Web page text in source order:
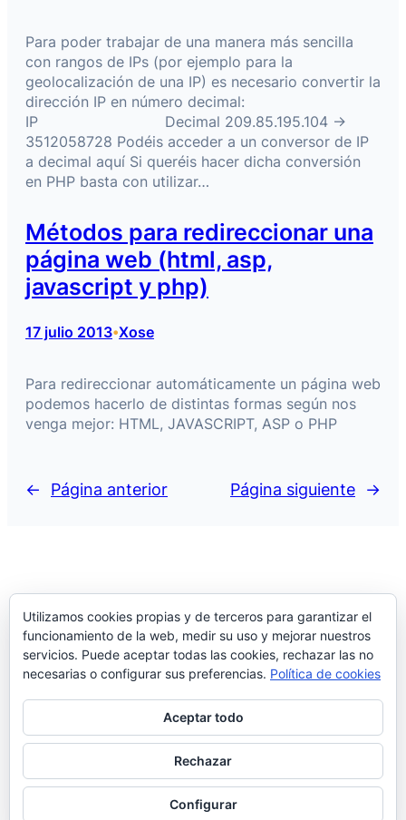
Para poder trabajar de una manera más sencilla
con rangos de IPs (por ejemplo para la
geolocalización de una IP) es necesario convertir la
dirección IP en número decimal:
IP Decimal 209.85.195.104 ->
3512058728 Podéis acceder a un conversor de IP
a decimal aquí Si queréis hacer dicha conversión
en PHP basta con utilizar…
Métodos para redireccionar una
página web (html, asp,
javascript y php)
17 julio 2013•Xose
Para redireccionar automáticamente un página web
podemos hacerlo de distintas formas según nos
venga mejor: HTML, JAVASCRIPT, ASP o PHP
← Página anterior Página siguiente →
Ver mi IP
Copyright © 2026
Utilizamos cookies propias y de terceros para garantizar el
funcionamiento de la web, medir su uso y mejorar nuestros
servicios. Puede aceptar todas las cookies, rechazar las no
necesarias o configurar sus preferencias. Política de cookies
Aceptar todo
Rechazar
Configurar